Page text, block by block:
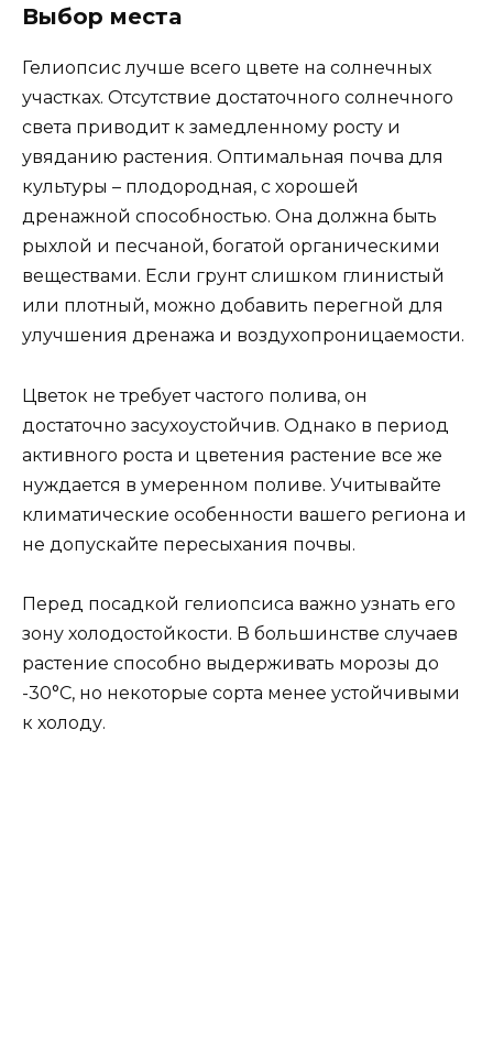
Выбор места
Гелиопсис лучше всего цвете на солнечных
участках. Отсутствие достаточного солнечного
света приводит к замедленному росту и
увяданию растения. Оптимальная почва для
культуры – плодородная, с хорошей
дренажной способностью. Она должна быть
рыхлой и песчаной, богатой органическими
веществами. Если грунт слишком глинистый
или плотный, можно добавить перегной для
улучшения дренажа и воздухопроницаемости.
Цветок не требует частого полива, он
достаточно засухоустойчив. Однако в период
активного роста и цветения растение все же
нуждается в умеренном поливе. Учитывайте
климатические особенности вашего региона и
не допускайте пересыхания почвы.
Перед посадкой гелиопсиса важно узнать его
зону холодостойкости. В большинстве случаев
растение способно выдерживать морозы до
-30°C, но некоторые сорта менее устойчивыми
к холоду.